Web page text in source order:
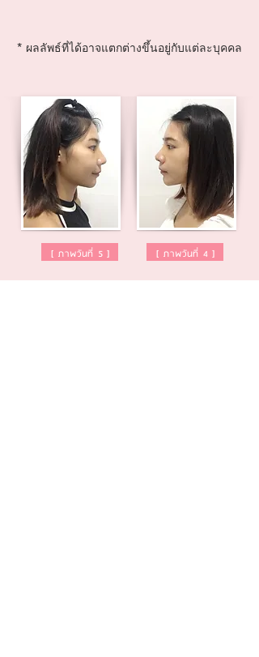
* ผลลัพธ์ที่ได้อาจแตกต่างขึ้นอยู่กับแต่ละบุคคล
[ภาพวันที่ 4 ]
[ภาพวันที่ 5 ]